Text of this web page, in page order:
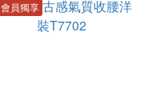
會員獨享